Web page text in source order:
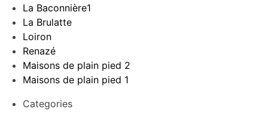
La Baconnière1
La Brulatte
Loiron
Renazé
Maisons de plain pied 2
Maisons de plain pied 1
Categories